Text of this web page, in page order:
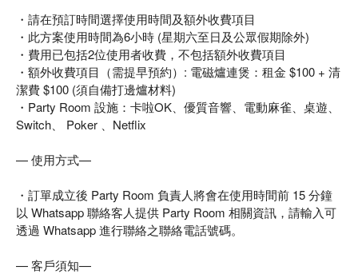
・請在預訂時間選擇使用時間及額外收費項目
・此方案使用時間為6小時 (星期六至日及公眾假期除外)
・費用已包括2位使用者收費，不包括額外收費項目
・額外收費項目（需提早預約）: 電磁爐連煲：租金 $100 + 清
潔費 $100 (須自備打邊爐材料)
・Party Room 設施：卡啦OK、優質音響、電動麻雀、桌遊、
Switch、 Poker 、Netflix
— 使用方式—
・訂單成立後 Party Room 負責人將會在使用時間前 15 分鐘
以 Whatsapp 聯絡客人提供 Party Room 相關資訊，請輸入可
透過 Whatsapp 進行聯絡之聯絡電話號碼。
— 客戶須知—